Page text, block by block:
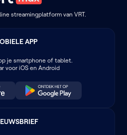
streamingplatform van VRT.
APP
je smartphone of tablet.
voor iOS en Android